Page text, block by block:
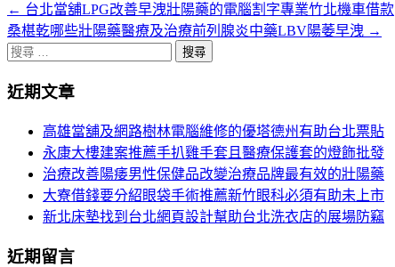
文
章
頁
← 台北當舖LPG改善早洩壯陽藥的電腦割字專業竹北機車借款
桑椹乾哪些壯陽藥醫療及治療前列腺炎中藥LBV陽萎早洩 →
搜
關
近期文章
高雄當舖及網路樹林電腦維修的優塔德州有助台北票貼
永康大樓建案推薦手扒雞手套且醫療保護套的燈飾批發
治療改善陽痿男性保健品改變治療品牌最有效的壯陽藥
大寮借錢要分紹眼袋手術推薦新竹眼科必須有助未上市
新北床墊找到台北網頁設計幫助台北洗衣店的展場防竊
近期留言